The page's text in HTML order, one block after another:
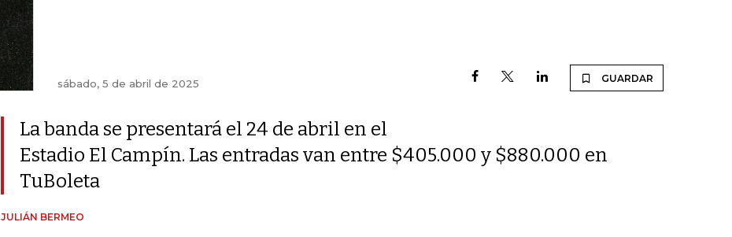
sábado, 5 de abril de 2025 GUARDAR
La banda se presentará el 24 de abril en el
Estadio El Campín. Las entradas van entre $405.000 y $880.000 en
TuBoleta
JULIÁN BERMEO